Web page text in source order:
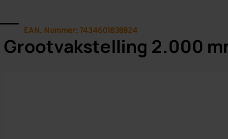
EAN. Nummer: 7434601838824
Grootvakstelling 2.000